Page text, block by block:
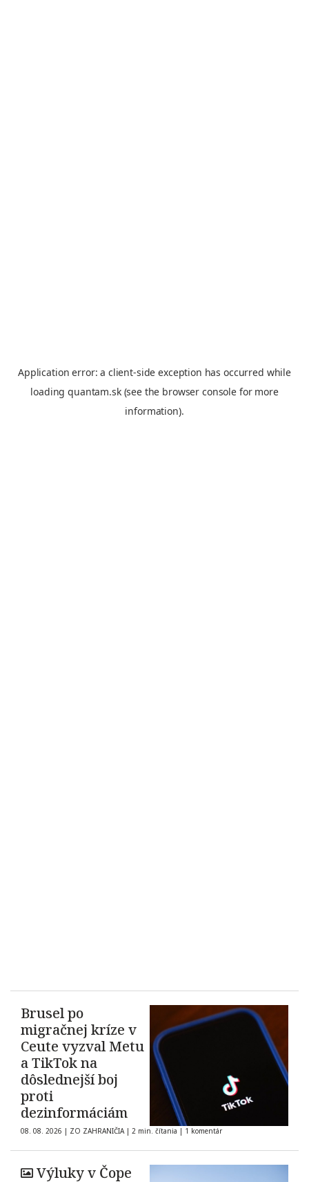
Brusel po
migračnej kríze v
Ceute vyzval Metu
a TikTok na
dôslednejší boj
proti
dezinformáciám
08. 08. 2026 | ZO ZAHRANIČIA | 2 min. čítania | 1 komentár
Výluky v Čope